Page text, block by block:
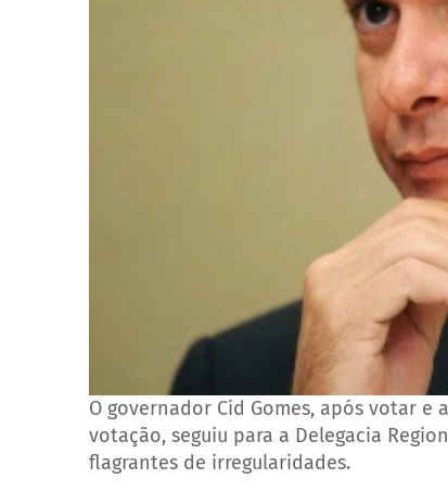
O governador Cid Gomes, após votar
votação, seguiu para a Delegacia
flagrantes de irregularidades.